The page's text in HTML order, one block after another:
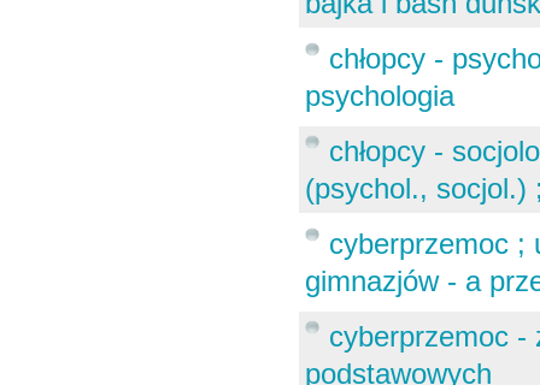
chłopcy -
psychologia
chłopcy -
(psychol., socjol.)
cyberprzemoc ;
gimnazjów - a
cyberprzemoc -
podstawowych